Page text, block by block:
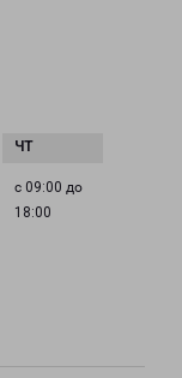
с 09:00 до
18:00